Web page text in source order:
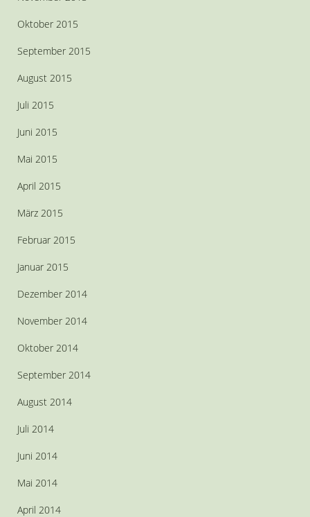
Oktober 2015
September 2015
August 2015
Juli 2015
Juni 2015
Mai 2015
April 2015
März 2015
Februar 2015
Januar 2015
Dezember 2014
November 2014
Oktober 2014
September 2014
August 2014
Juli 2014
Juni 2014
Mai 2014
April 2014